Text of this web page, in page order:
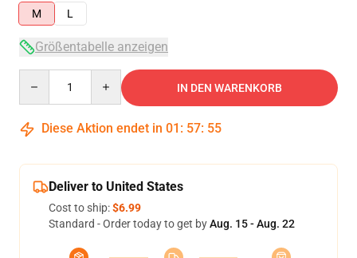
M
L
Größentabelle anzeigen
IN DEN WARENKORB
Diese Aktion endet in 01 : 57: 54
Deliver to United States
Cost to ship:$6.99
Standard - Order today to get byAug. 15 - Aug. 22